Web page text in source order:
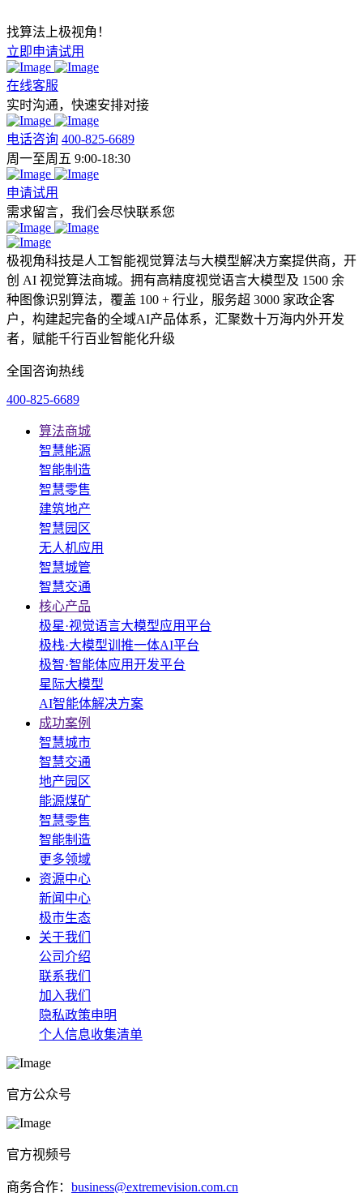
找算法上极视角！
立即申请试用
在线客服
实时沟通，快速安排对接
电话咨询 400-825-6689
周一至周五 9:00-18:30
申请试用
需求留言，我们会尽快联系您
极视角科技是人工智能视觉算法与大模型解决方案提供商，开
创 AI 视觉算法商城。拥有高精度视觉语言大模型及 1500 余
种图像识别算法，覆盖 100 + 行业，服务超 3000 家政企客
户，构建起完备的全域AI产品体系，汇聚数十万海内外开发
者，赋能千行百业智能化升级
全国咨询热线
400-825-6689
算法商城
智慧能源
智能制造
智慧零售
建筑地产
智慧园区
无人机应用
智慧城管
智慧交通
核心产品
极星·视觉语言大模型应用平台
极栈·大模型训推一体AI平台
极智·智能体应用开发平台
星际大模型
AI智能体解决方案
成功案例
智慧城市
智慧交通
地产园区
能源煤矿
智慧零售
智能制造
更多领域
资源中心
新闻中心
极市生态
关于我们
公司介绍
联系我们
加入我们
隐私政策申明
个人信息收集清单
官方公众号
官方视频号
商务合作： business@extremevision.com.cn